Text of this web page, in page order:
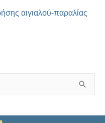
αιγιαλού-παραλίας